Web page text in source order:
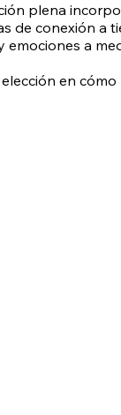
plena
de conexión a
a
en